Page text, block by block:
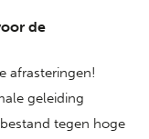
de
afrasteringen!
geleiding
tegen hoge